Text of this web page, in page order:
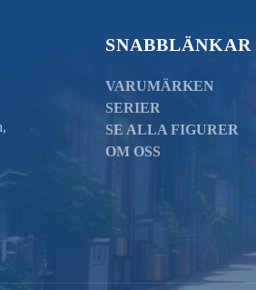
SNABBLÄNKAR
VARUMÄRKEN
SERIER
SE ALLA FIGURER
OM OSS